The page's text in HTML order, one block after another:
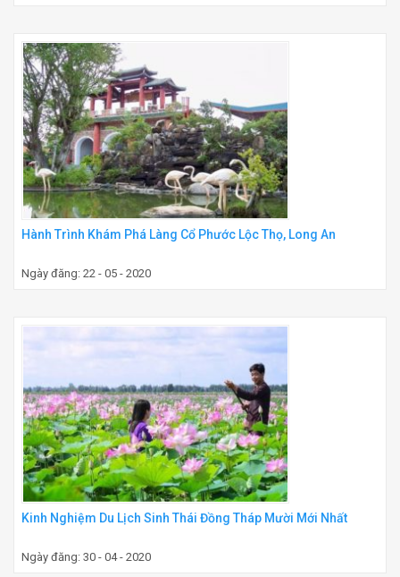
Hành Trình Khám Phá Làng Cổ Phước Lộc Thọ, Long An
Ngày đăng: 22 - 05 - 2020
Kinh Nghiệm Du Lịch Sinh Thái Đồng Tháp Mười Mới Nhất
Ngày đăng: 30 - 04 - 2020